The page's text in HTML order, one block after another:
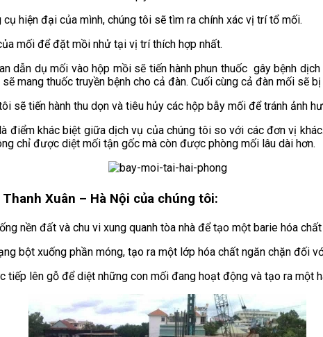
hiện đại của mình, chúng tôi sẽ tìm ra chính xác vị trí tổ mối.
mối để đặt mồi nhử tại vị trí thích hợp nhất.
dẫn dụ mối vào hộp mồi sẽ tiến hành phun thuốc gây bệnh
mang thuốc truyền bệnh cho cả đàn. Cuối cùng cả đàn mối sẽ
sẽ tiến hành thu dọn và tiêu hủy các hộp bẫy mối để tránh ảnh
điểm khác biệt giữa dịch vụ của chúng tôi so với các đơn vị
chỉ được diệt mối tận gốc mà còn được phòng mối lâu dài hơn.
Xuân – Hà Nội của chúng tôi:
nền đất và chu vi xung quanh tòa nhà để tạo một barie hóa chất
bột xuống phần móng, tạo ra một lớp hóa chất ngăn chặn đối
tiếp lên gỗ để diệt những con mối đang hoạt động và tạo ra một